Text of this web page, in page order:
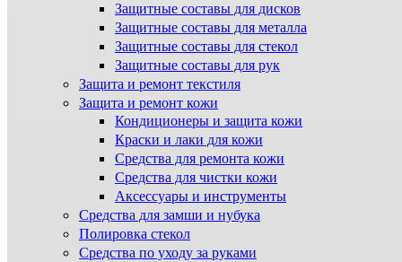
Защитные составы для дисков
Защитные составы для металла
Защитные составы для стекол
Защитные составы для рук
Защита и ремонт текстиля
Защита и ремонт кожи
Кондиционеры и защита кожи
Краски и лаки для кожи
Средства для ремонта кожи
Средства для чистки кожи
Аксессуары и инструменты
Средства для замши и нубука
Полировка стекол
Средства по уходу за руками